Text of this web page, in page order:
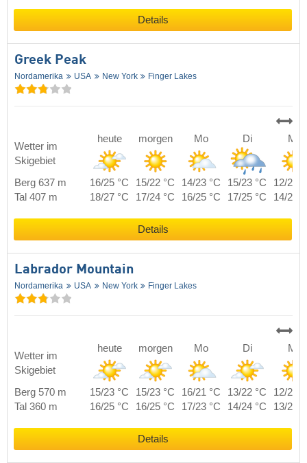
Details
Greek Peak
Nordamerika USA New York Finger Lakes
Wetter im
Skigebiet
heute morgen Mo Di Mi
Berg 637 m 16/25 °C 15/22 °C 14/23 °C 15/23 °C
12/22
Tal 407 m
18/27 °C 17/24 °C 16/25 °C 17/25 °C 14/24
Details
Labrador Mountain
Nordamerika USA New York Finger Lakes
Wetter im
Skigebiet
heute morgen Mo Di Mi
Berg 570 m 15/23 °C 15/23 °C 16/21 °C 13/22 °C
12/21
Tal 360 m
16/25 °C 16/25 °C 17/23 °C 14/24 °C 13/23
Details